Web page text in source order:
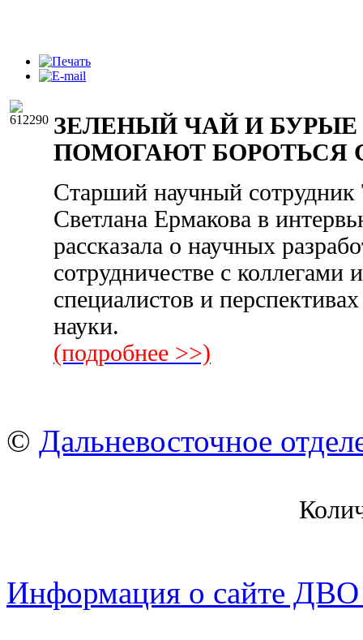
ЗЕЛЕНЫЙ ЧАЙ И
ПОМОГАЮТ БОРОТЬСЯ
Старший научный
Светлана Ермакова в
рассказала о научных
сотрудничестве с
специалистов и
науки.
(подробнее >>)
© Дальневосточное
Информация о сайте